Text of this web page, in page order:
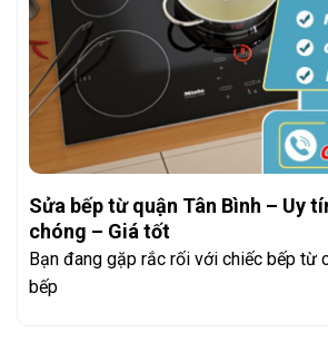
Sửa bếp từ quận Tân Bình – Uy
chóng – Giá tốt
Bạn đang gặp rắc rối với chiếc bếp từ
bếp